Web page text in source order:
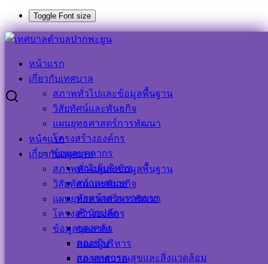
Toggle Font size
Skip
หน้าแรก
เกี่ยวกับเทศบาล
สภาพทั่วไปและข้อมูลพื้นฐาน
วิสัยทัศน์และพันธกิจ
แผนยุทธศาสตร์การพัฒนา
โครงสร้างองค์กร
ข้อมูลบุคลากร
คณะผู้บริหาร
สภาเทศบาล
หัวหน้าส่วนราชการ
สำนักปลัด
กองคลัง
กองช่าง
กองสาธารณสุขและสิ่งแวดล้อม
หน้าแรก
เกี่ยวกับเทศบาล
สภาพทั่วไปและข้อมูลพื้นฐาน
วิสัยทัศน์และพันธกิจ
แผนยุทธศาสตร์การพัฒนา
โครงสร้างองค์กร
ข้อมูลบุคลากร
คณะผู้บริหาร
สภาเทศบาล
ประกาศใช้แผนปฏิบัติการป้องกันการทุริตเพื่อยกระดับคุณธรรม
และความโปร่งใส ๕ ปี ประจำปีงบประมาณ ๒๕๖๖ ๒๕๗๐
ประกาศใช้แผนปฏิบัติการป้องกันการทุริต
เพื่อยกระดับคุณธรรมและความโปร่งใส ๕
ปี ประจำปีงบประมาณ ๒๕๖๖ ๒๕๗๐
9 กุมภาพันธ์ 20239 กุมภาพันธ์ 2023
เทศบาลตำบลปากพะยูน
ข่าวประชาสัมพันธ์
ประกาศใช้แผนปฏิบัติการป้องกันการทุริตเพื่อยกระดับคุณธรรมและความ
ดาวน์โหลด